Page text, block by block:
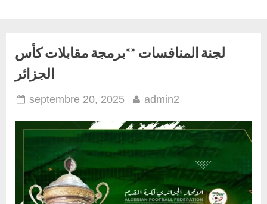
content
لجنة المنافسات **برمجة مقابلات كأس
الجزائر
Posted
septembre 20, 2025 By
admin2